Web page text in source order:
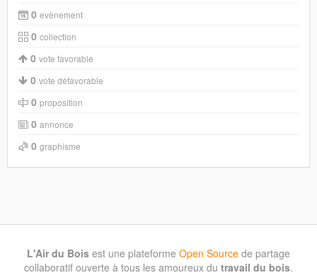
0 evènement
0 collection
0 vote favorable
0 vote défavorable
0 proposition
0 annonce
0 graphisme
L'Air du Bois est une plateforme Open Source de partage
collaboratif ouverte à tous les amoureux du travail du bois.